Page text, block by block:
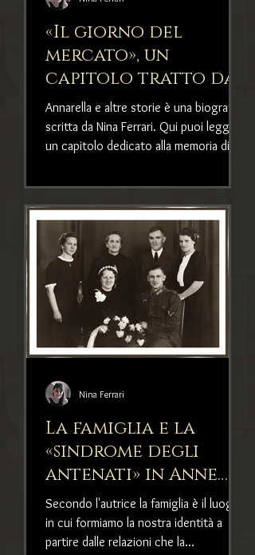
«Il giorno del
mercato», un
capitolo tratto da
una biografia
scritta da Nina
Ferrari
Annarella e altre storie è una biografia
scritta da Nina Ferrari. Qui puoi leggere
un capitolo dedicato alla memoria di
La famiglia e la
«sindrome degli
antenati» in Anne
Ancelin
Schützenberger
Secondo l'autrice la famiglia è il luogo
in cui formiamo la nostra identità a
partire dalle relazioni che la
Nina Ferrari